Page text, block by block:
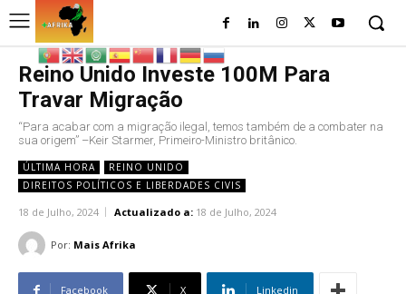
Reino Unido Investe 100M Para
Travar Migração
“Para acabar com a migração ilegal, temos também de a combater na
sua origem” –Keir Starmer, Primeiro-Ministro britânico.
ÚLTIMA HORA
REINO UNIDO
DIREITOS POLÍTICOS E LIBERDADES CIVIS
18 de Julho, 2024 Actualizado a: 18 de Julho, 2024
Por: Mais Afrika
Facebook X Linkedin